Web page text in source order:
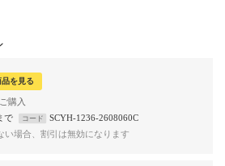
を見る
で コード
SCYH-1236-2608060C
場合、割引は無効になります